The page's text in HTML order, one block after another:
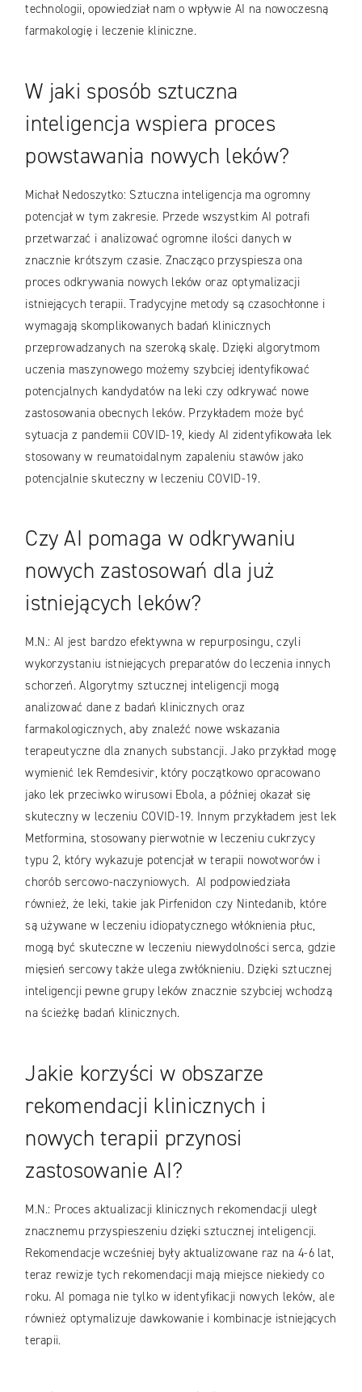
technologii, opowiedział nam o wpływie AI na nowoczesną
farmakologię i leczenie kliniczne.
W jaki sposób sztuczna
inteligencja wspiera proces
powstawania nowych leków?
Michał Nedoszytko: Sztuczna inteligencja ma ogromny
potencjał w tym zakresie. Przede wszystkim AI potrafi
przetwarzać i analizować ogromne ilości danych w
znacznie krótszym czasie. Znacząco przyspiesza ona
proces odkrywania nowych leków oraz optymalizacji
istniejących terapii. Tradycyjne metody są czasochłonne i
wymagają skomplikowanych badań klinicznych
przeprowadzanych na szeroką skalę. Dzięki algorytmom
uczenia maszynowego możemy szybciej identyfikować
potencjalnych kandydatów na leki czy odkrywać nowe
zastosowania obecnych leków. Przykładem może być
sytuacja z pandemii COVID-19, kiedy AI zidentyfikowała lek
stosowany w reumatoidalnym zapaleniu stawów jako
potencjalnie skuteczny w leczeniu COVID-19.
Czy AI pomaga w odkrywaniu
nowych zastosowań dla już
istniejących leków?
M.N.: AI jest bardzo efektywna w repurposingu, czyli
wykorzystaniu istniejących preparatów do leczenia innych
schorzeń. Algorytmy sztucznej inteligencji mogą
analizować dane z badań klinicznych oraz
farmakologicznych, aby znaleźć nowe wskazania
terapeutyczne dla znanych substancji. Jako przykład mogę
wymienić lek Remdesivir, który początkowo opracowano
jako lek przeciwko wirusowi Ebola, a później okazał się
skuteczny w leczeniu COVID-19. Innym przykładem jest lek
Metformina, stosowany pierwotnie w leczeniu cukrzycy
typu 2, który wykazuje potencjał w terapii nowotworów i
chorób sercowo-naczyniowych. AI podpowiedziała
również, że leki, takie jak Pirfenidon czy Nintedanib, które
są używane w leczeniu idiopatycznego włóknienia płuc,
mogą być skuteczne w leczeniu niewydolności serca, gdzie
mięsień sercowy także ulega zwłóknieniu. Dzięki sztucznej
inteligencji pewne grupy leków znacznie szybciej wchodzą
na ścieżkę badań klinicznych.
Jakie korzyści w obszarze
rekomendacji klinicznych i
nowych terapii przynosi
zastosowanie AI?
M.N.: Proces aktualizacji klinicznych rekomendacji uległ
znacznemu przyspieszeniu dzięki sztucznej inteligencji.
Rekomendacje wcześniej były aktualizowane raz na 4-6 lat,
teraz rewizje tych rekomendacji mają miejsce niekiedy co
roku. AI pomaga nie tylko w identyfikacji nowych leków, ale
również optymalizuje dawkowanie i kombinacje istniejących
terapii.